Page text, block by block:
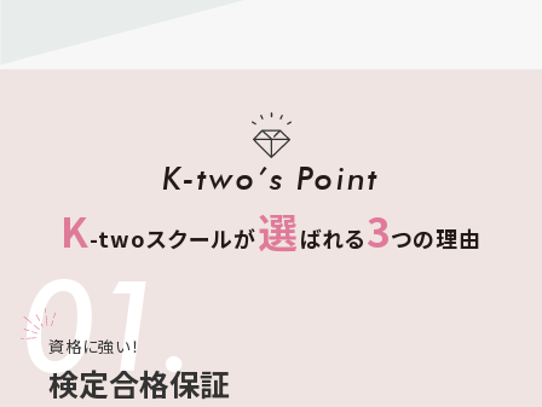
K-two’s Point
K-twoスクールが選ばれる3つの理由
01.
資格に強い！
検定合格保証